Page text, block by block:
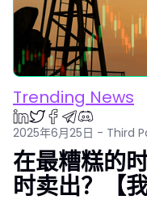
Trending News
2025年6月25日 - Third
在最糟糕的
时卖出？【